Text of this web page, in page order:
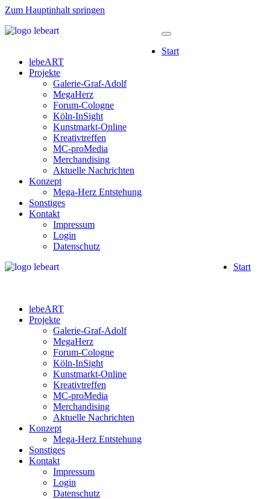
Zum Hauptinhalt springen
Start
lebeART
Projekte
Galerie-Graf-Adolf
MegaHerz
Forum-Cologne
Köln-InSight
Kunstmarkt-Online
Kreativtreffen
MC-proMedia
Merchandising
Aktuelle Nachrichten
Konzept
Mega-Herz Entstehung
Sonstiges
Kontakt
Impressum
Login
Datenschutz
Start
lebeART
Projekte
Galerie-Graf-Adolf
MegaHerz
Forum-Cologne
Köln-InSight
Kunstmarkt-Online
Kreativtreffen
MC-proMedia
Merchandising
Aktuelle Nachrichten
Konzept
Mega-Herz Entstehung
Sonstiges
Kontakt
Impressum
Login
Datenschutz